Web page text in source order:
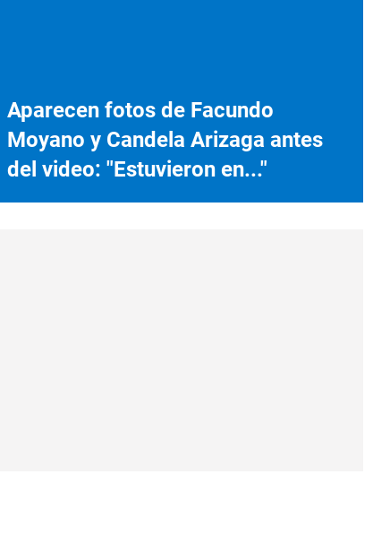
Aparecen fotos de Facundo
Moyano y Candela Arizaga antes
del video: "Estuvieron en..."